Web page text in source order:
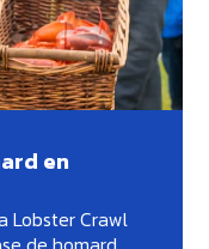
en
Lobster Crawl